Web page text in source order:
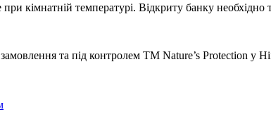
кімнатній температурі. Відкриту банку
та під контролем ТМ Nature’s Protection у